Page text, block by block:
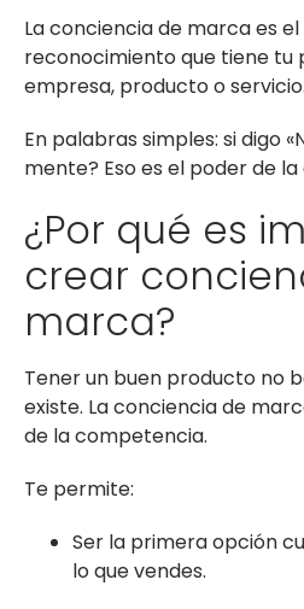
La conciencia de marca es
reconocimiento que tiene tu
empresa, producto o servicio.
En palabras simples: si digo
mente? Eso es el poder de
¿Por qué es
crear
marca?
Tener un buen producto no
existe. La conciencia de
de la competencia.
Te permite:
Ser la primera opción
lo que vendes.